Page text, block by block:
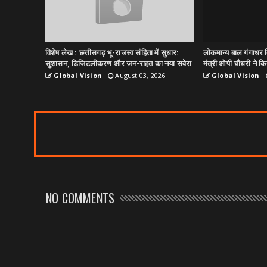
विशेष लेख : छत्तीसगढ़ भू-राजस्व संहिता में सुधार:
सुशासन, डिजिटलीकरण और जन-राहत का नया सवेरा
Global Vision August 03, 2026
लोकमान्य बाल गंगाधर
मंत्री ओपी चौधरी ने
Global Vision
NO COMMENTS